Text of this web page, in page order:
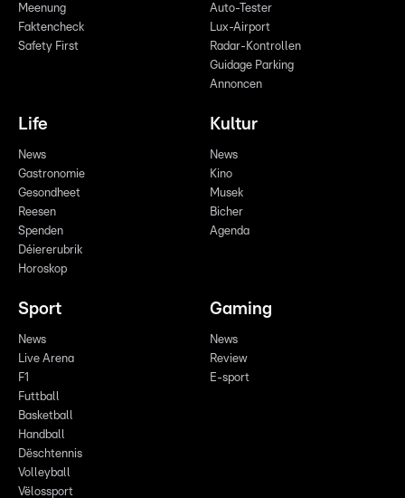
Meenung
Faktencheck
Safety First
Auto-Tester
Lux-Airport
Radar-Kontrollen
Guidage Parking
Annoncen
Life
News
Gastronomie
Gesondheet
Reesen
Spenden
Déiererubrik
Horoskop
Kultur
News
Kino
Musek
Bicher
Agenda
Sport
News
Live Arena
F1
Futtball
Basketball
Handball
Dëschtennis
Volleyball
Vëlossport
Gaming
News
Review
E-sport